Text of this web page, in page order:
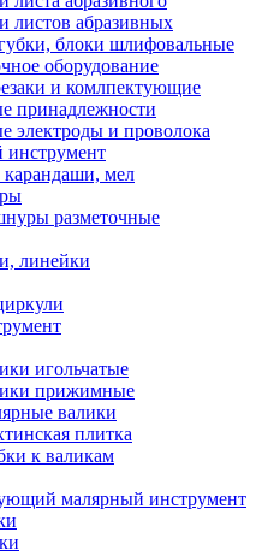
листов абразивных
блоки шлифовальные
оборудование
и комлпектующие
принадлежности
электроды и проволока
инструмент
мел
разметочные
линейки
игольчатые
прижимные
валики
плитка
к валикам
малярный инструмент